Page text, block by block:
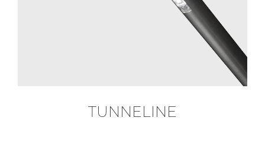
TUNNELINE